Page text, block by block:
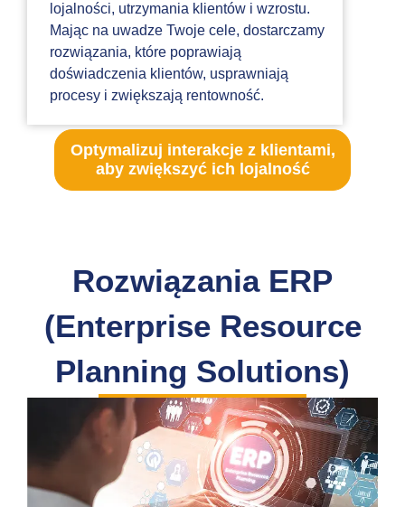
lojalności, utrzymania klientów i wzrostu.
Mając na uwadze Twoje cele, dostarczamy
rozwiązania, które poprawiają
doświadczenia klientów, usprawniają
procesy i zwiększają rentowność.
Optymalizuj interakcje z klientami,
aby zwiększyć ich lojalność
Rozwiązania ERP
(Enterprise Resource
Planning Solutions)